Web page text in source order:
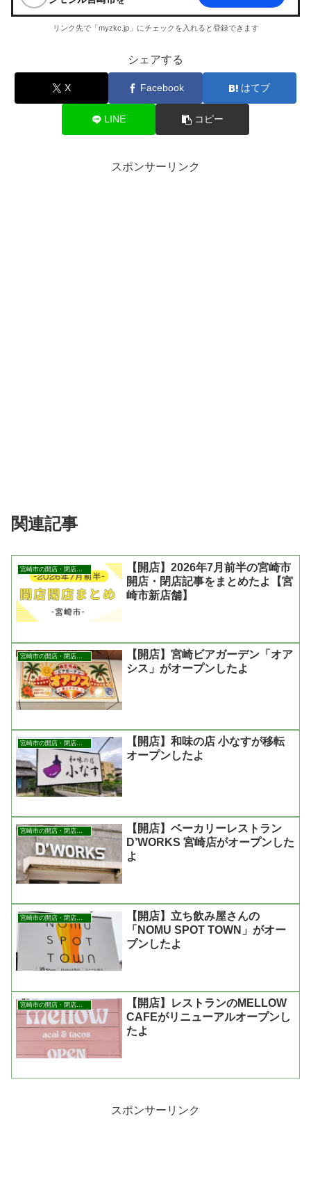
リンク先で「myzkc.jp」にチェックを入れると登録できます
シェアする
X Facebook はてブ
LINE コピー
スポンサーリンク
関連記事
【開店】2026年7月前半の宮崎市
開店・閉店記事をまとめたよ【宮
崎市新店舗】
【開店】宮崎ビアガーデン「オア
シス」がオープンしたよ
宮崎市の開店・閉店まとめ
【開店】和味の店 小なすが移転
オープンしたよ
【開店】ベーカリーレストラン
D’WORKS 宮崎店がオープンした
よ
【開店】立ち飲み屋さんの
「NOMU SPOT TOWN」がオー
プンしたよ
宮崎市の開店・閉店まとめ
【開店】レストランのMELLOW
CAFEがリニューアルオープンし
たよ
スポンサーリンク